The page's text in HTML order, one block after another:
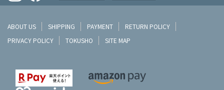
ABOUT US SHIPPING PAYMENT
RETURN POLICY
PRIVACY POLICY
TOKUSHO SITE MAP